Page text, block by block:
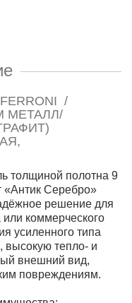
/
МЕТАЛЛ/
толщиной полотна 9
«Антик Серебро»
решение для
коммерческого
усиленного типа
высокую тепло- и
внешний вид,
повреждениям.